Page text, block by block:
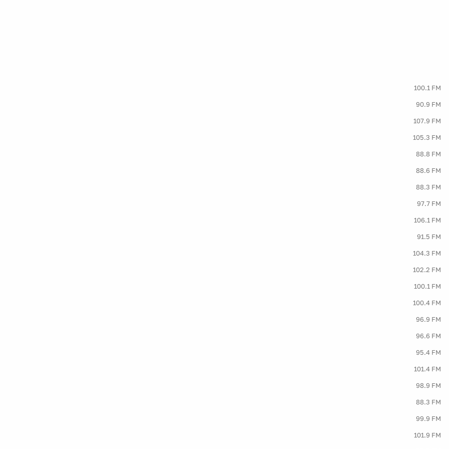
100.1 FM
90.9 FM
107.9 FM
105.3 FM
88.8 FM
88.6 FM
88.3 FM
97.7 FM
106.1 FM
91.5 FM
104.3 FM
102.2 FM
100.1 FM
100.4 FM
96.9 FM
96.6 FM
95.4 FM
101.4 FM
98.9 FM
88.3 FM
99.9 FM
101.9 FM